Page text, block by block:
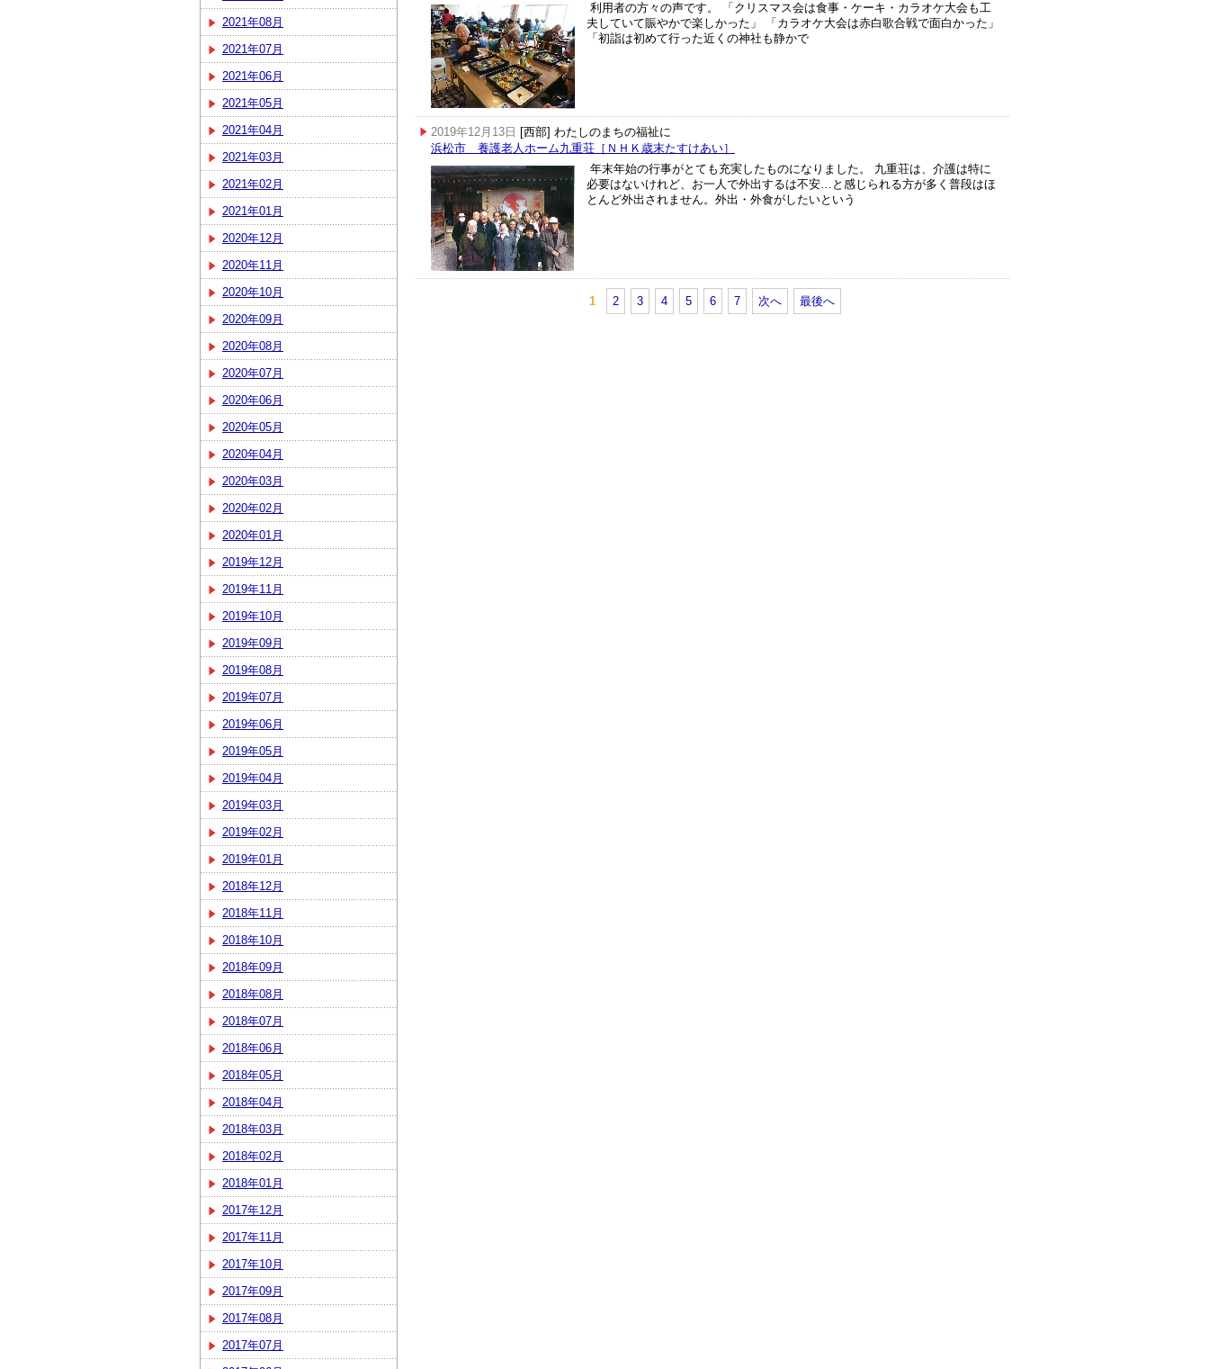
2021年08月
2021年07月
2021年06月
2021年05月
2021年04月
2021年03月
2021年02月
2021年01月
2020年12月
2020年11月
2020年10月
2020年09月
2020年08月
2020年07月
2020年06月
2020年05月
2020年04月
2020年03月
2020年02月
2020年01月
2019年12月
2019年11月
2019年10月
2019年09月
2019年08月
2019年07月
2019年06月
2019年05月
2019年04月
2019年03月
2019年02月
2019年01月
2018年12月
2018年11月
2018年10月
2018年09月
2018年08月
2018年07月
2018年06月
2018年05月
2018年04月
2018年03月
2018年02月
2018年01月
2017年12月
2017年11月
2017年10月
2017年09月
2017年08月
2017年07月
利用者の方々の声です。 「クリスマス会は食事・ケーキ・カラオケ大会も工
夫していて賑やかで楽しかった」 「カラオケ大会は赤白歌合戦で面白かった」
「初詣は初めて行った近くの神社も静かで
2019年12月13日 [西部] わたしのまちの福祉に
浜松市 養護老人ホーム九重荘［ＮＨＫ歳末たすけあい］
年末年始の行事がとても充実したものになりました。 九重荘は、介護は特に
必要はないけれど、お一人で外出するは不安…と感じられる方が多く普段はほ
とんど外出されません。外出・外食がしたいという
1 2 3 4 5 6 7 次へ 最後へ